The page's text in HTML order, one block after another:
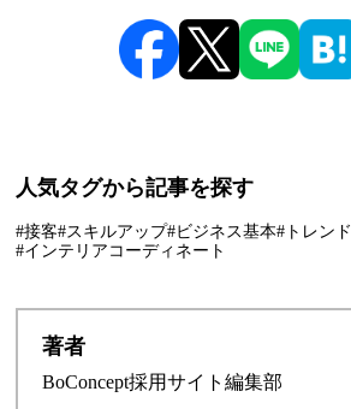
人気タグから記事を探す
#接客#スキルアップ#ビジネス基本#トレンド
#インテリアコーディネート
著者
BoConcept採用サイト編集部